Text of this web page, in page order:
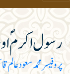
رسول اکرمؐ
پروفیسر محمدسعودعالم